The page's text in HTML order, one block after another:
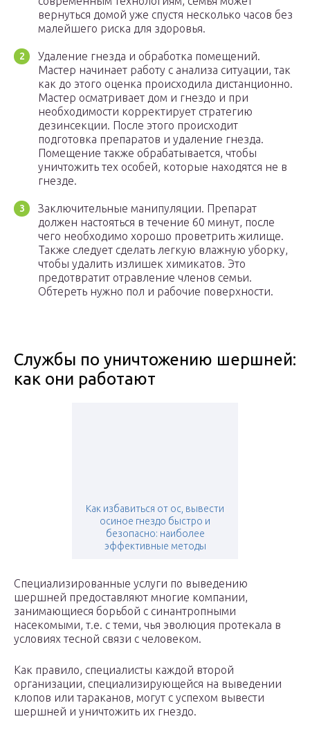
вернуться домой уже спустя несколько часов без
малейшего риска для здоровья.
Удаление гнезда и обработка помещений.
Мастер начинает работу с анализа ситуации, так
как до этого оценка происходила дистанционно.
Мастер осматривает дом и гнездо и при
необходимости корректирует стратегию
дезинсекции. После этого происходит
подготовка препаратов и удаление гнезда.
Помещение также обрабатывается, чтобы
уничтожить тех особей, которые находятся не в
гнезде.
Заключительные манипуляции. Препарат
должен настояться в течение 60 минут, после
чего необходимо хорошо проветрить жилище.
Также следует сделать легкую влажную уборку,
чтобы удалить излишек химикатов. Это
предотвратит отравление членов семьи.
Обтереть нужно пол и рабочие поверхности.
Службы по уничтожению шершней:
как они работают
Как избавиться от ос, вывести
осиное гнездо быстро и
безопасно: наиболее
эффективные методы
Специализированные услуги по выведению
шершней предоставляют многие компании,
занимающиеся борьбой с синантропными
насекомыми, т.е. с теми, чья эволюция протекала в
условиях тесной связи с человеком.
Как правило, специалисты каждой второй
организации, специализирующейся на выведении
клопов или тараканов, могут с успехом вывести
шершней и уничтожить их гнездо.